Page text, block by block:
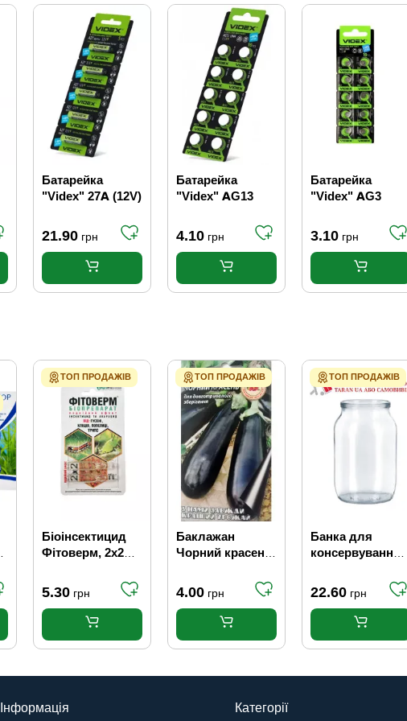
Батарейка
"Videx" 27A (12V)
21.90 грн
Батарейка
"Videx" AG13
4.10 грн
Батарейка
"Videx" AG3
3.10 грн
ТОП ПРОДАЖІВ
Біоінсектицид
Фітоверм, 2х2
5.30 грн
ТОП ПРОДАЖІВ
Баклажан
Чорний красень
4.00 грн
ТОП ПРОДАЖІВ
Банка для
консервування
22.60 грн
Інформація Категорії